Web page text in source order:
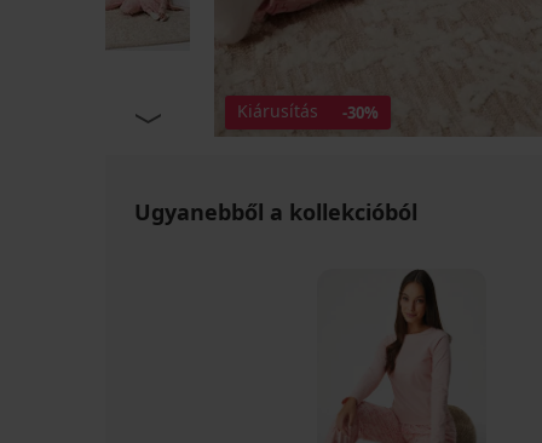
Kiárusítás -30%
Ugyanebből a kollekcióból